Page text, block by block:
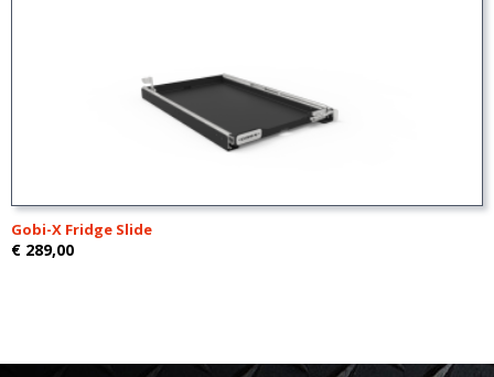
Gobi-X Fridge Slide
€ 289,00